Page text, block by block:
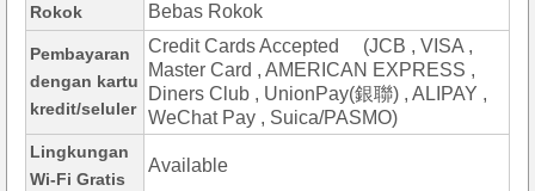
Rokok Bebas Rokok
Pembayaran
dengan kartu
kredit/seluler
Credit Cards Accepted (JCB , VISA ,
Master Card , AMERICAN EXPRESS ,
Diners Club , UnionPay(銀聯) , ALIPAY ,
WeChat Pay , Suica/PASMO)
Lingkungan
Wi-Fi Gratis
Available